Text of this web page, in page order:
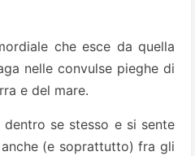
che esce da quella
nelle convulse pieghe di
e del mare.
dentro se stesso e si sente
(e soprattutto) fra gli